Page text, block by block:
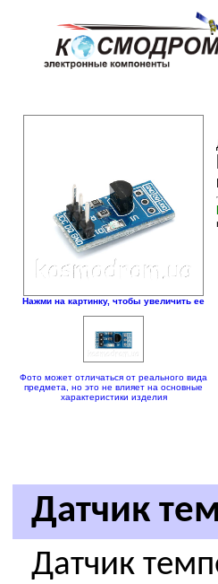
Нажми на картинку, чтобы увеличить ее
Фото может отличаться от реального вида
предмета, но это не влияет на основные
характеристики изделия
Датчик
Датчик